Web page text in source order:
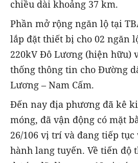
chiều dài khoảng 37 km.
Phần mở rộng ngăn lộ tại
lắp đặt thiết bị cho 02 ngăn
220kV Đô Lương (hiện hữu)
thống thông tin cho Đường
Lương – Nam Cấm.
Đến nay địa phương đã kê
móng, đã vận động có mặt
26/106 vị trí và đang tiếp
hành lang tuyến. Về tiến độ